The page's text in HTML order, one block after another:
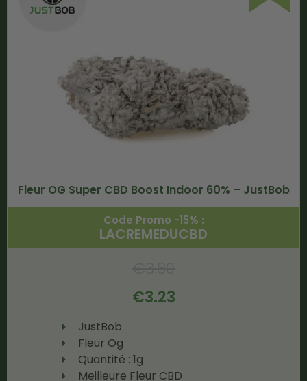
Fleur OG Super CBD Boost Indoor 60% – JustBob
Code Promo -15% :
LACREMEDUCBD
€3.23
JustBob
Fleur Og
Quantité : 1g
Meilleure Fleur CBD